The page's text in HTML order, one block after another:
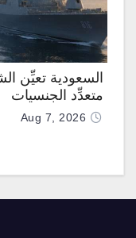
السعودية تعيِّن
متعدِّد الجنسيات
Aug 7, 2026